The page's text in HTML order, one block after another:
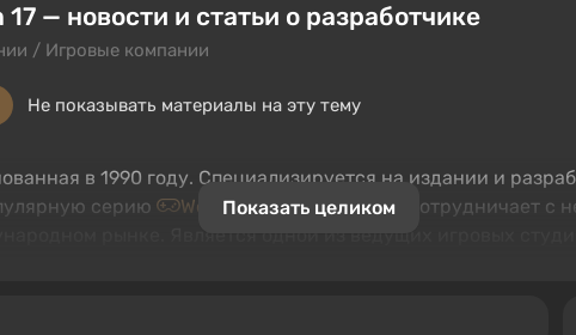
17 — новости и статьи о разработчике
/ Игровые компании
Не показывать материалы на эту тему
в 1990 году. Специализируется на издании и
серию
Worms. Компания также сотрудничает с
Показать целиком